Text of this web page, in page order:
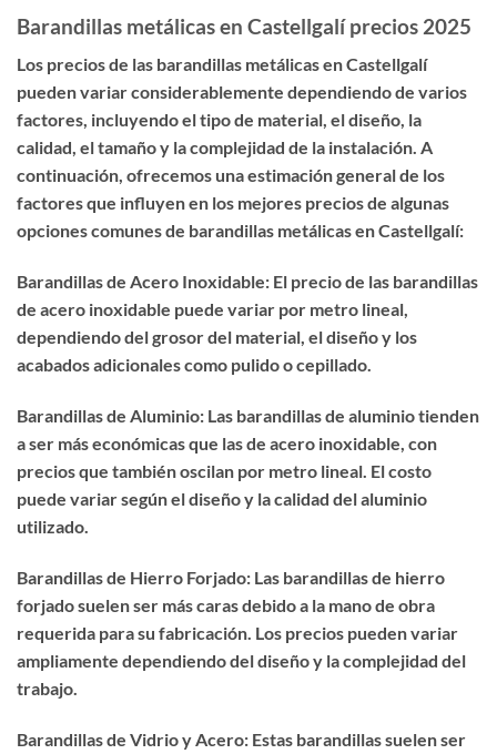
Barandillas metálicas en Castellgalí precios 2025
Los precios de las barandillas metálicas en Castellgalí
pueden variar considerablemente dependiendo de varios
factores, incluyendo el tipo de material, el diseño, la
calidad, el tamaño y la complejidad de la instalación. A
continuación, ofrecemos una estimación general de los
factores que influyen en los mejores precios de algunas
opciones comunes de barandillas metálicas en Castellgalí:
Barandillas de Acero Inoxidable: El precio de las barandillas
de acero inoxidable puede variar por metro lineal,
dependiendo del grosor del material, el diseño y los
acabados adicionales como pulido o cepillado.
Barandillas de Aluminio: Las barandillas de aluminio tienden
a ser más económicas que las de acero inoxidable, con
precios que también oscilan por metro lineal. El costo
puede variar según el diseño y la calidad del aluminio
utilizado.
Barandillas de Hierro Forjado: Las barandillas de hierro
forjado suelen ser más caras debido a la mano de obra
requerida para su fabricación. Los precios pueden variar
ampliamente dependiendo del diseño y la complejidad del
trabajo.
Barandillas de Vidrio y Acero: Estas barandillas suelen ser